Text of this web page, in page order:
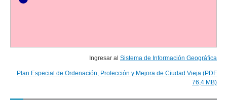
Ingresar al Sistema de Información Geográfica
Plan Especial de Ordenación, Protección y Mejora de Ciudad Vieja (PDF
76,4 MB)